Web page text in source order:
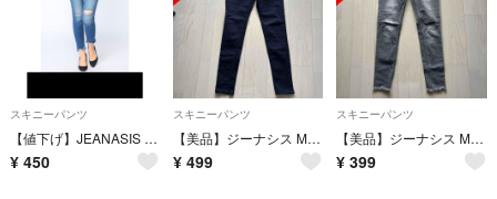
スキニーパンツ
【値下げ】JEANASIS フレイドクラッシュDスキニー
¥ 450
スキニーパンツ
【美品】ジーナシス M スキニーデニム 黒
¥ 499
スキニーパンツ
【美品】ジーナシス M スキニーデニム グレー 裾 クラッシュ ダメージ
¥ 399